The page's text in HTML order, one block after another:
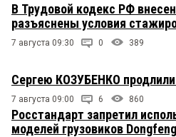
В Трудовой кодекс РФ
разъяснены условия
7 августа 09:30 0 389
Сергею КОЗУБЕНКО
7 августа 09:00 6 860
Росстандарт запретил
моделей грузовиков